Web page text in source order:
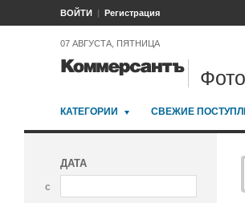
ВОЙТИ Регистрация
07 АВГУСТА, ПЯТНИЦА
Фото
КАТЕГОРИИ СВЕЖИЕ
ДАТА
с